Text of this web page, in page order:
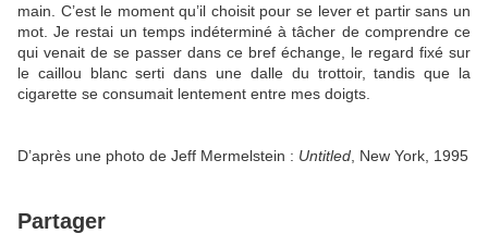
main. C’est le moment qu’il choisit pour se lever et partir sans un
mot. Je restai un temps indéterminé à tâcher de comprendre ce
qui venait de se passer dans ce bref échange, le regard fixé sur
le caillou blanc serti dans une dalle du trottoir, tandis que la
cigarette se consumait lentement entre mes doigts.
D’après une photo de Jeff Mermelstein : Untitled , New York, 1995
Partager